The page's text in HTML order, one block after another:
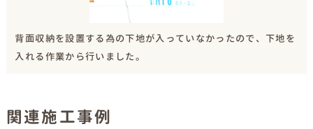
背面収納を設置する為の下地が入っていなかったので、下地を
入れる作業から行いました。
関連施工事例